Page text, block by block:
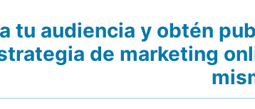
tu audiencia y obtén
de marketing